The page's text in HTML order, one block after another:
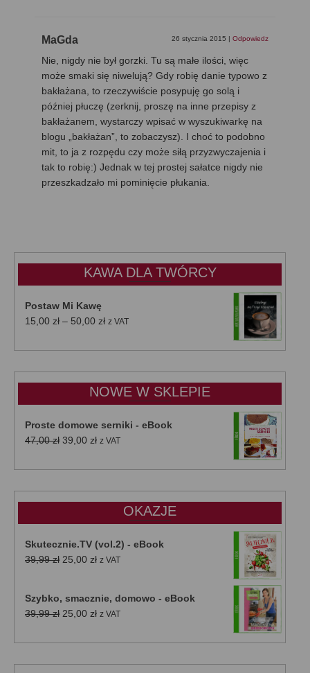
MaGda 26 stycznia 2015 | Odpowiedz
Nie, nigdy nie był gorzki. Tu są małe ilości, więc
może smaki się niwelują? Gdy robię danie typowo z
bakłażana, to rzeczywiście posypuję go solą i
później płuczę (zerknij, proszę na inne przepisy z
bakłażanem, wystarczy wpisać w wyszukiwarkę na
blogu „bakłażan”, to zobaczysz). I choć to podobno
mit, to ja z rozpędu czy może siłą przyzwyczajenia i
tak to robię:) Jednak w tej prostej sałatce nigdy nie
przeszkadzało mi pominięcie płukania.
KAWA DLA TWÓRCY
Postaw Mi Kawę
15,00 zł – 50,00 złZakres
od
do
50,00 zł
z VAT
NOWE W SKLEPIE
Proste domowe serniki - eBook
47,00zł Pierwotna
wynosiła:
39,00 złAktualna
wynosi:
z VAT
OKAZJE
Skutecznie.TV (vol.2) - eBook
39,99zł Pierwotna
39,99 zł.
25,00 złAktualna
25,00 zł.
z VAT
Szybko, smacznie, domowo - eBook
39,99zł Pierwotna
wynosiła:
25,00 złAktualna
wynosi:
z VAT